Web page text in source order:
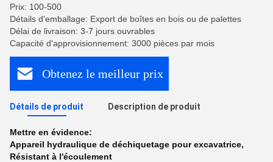
Prix: 100-500
Détails d'emballage: Export de boîtes en bois ou de palettes
Délai de livraison: 3-7 jours ouvrables
Capacité d'approvisionnement: 3000 pièces par mois
Obtenez le meilleur prix
Détails de produit Description de produit
Mettre en évidence:
Appareil hydraulique de déchiquetage pour excavatrice,
Résistant à l'écoulement